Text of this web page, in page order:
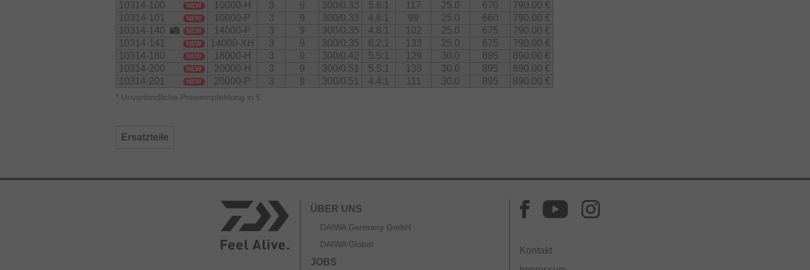
10314-100
NEW 10000-H 3 9 300/0.33 5.6:1 117 25.0 670
790.00 €
10314-101
NEW 10000-P 3 9 300/0.33 4.8:1 99 25.0 660
790.00 €
10314-140
NEW 14000-P 3 9 300/0.35 4.8:1 102 25.0 675
790.00 €
10314-141
NEW 14000-XH 3 9 300/0.35 6.2:1 133 25.0 675
790.00 €
10314-180
NEW 18000-H 3 9 300/0.42 5.5:1 129 30.0 885
890.00 €
10314-200
NEW 20000-H 3 9 300/0.51 5.5:1 138 30.0 895
890.00 €
10314-201
NEW 20000-P 3 9 300/0.51 4.4:1 111 30.0 895 890.00 €
* Unverbindliche Preisempfehlung in €
Ersatzteile
ÜBER UNS
DAIWA Germany GmbH
DAIWA Global
JOBS
Kontakt